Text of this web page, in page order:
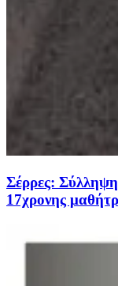
Σέρρες:
17χρονης